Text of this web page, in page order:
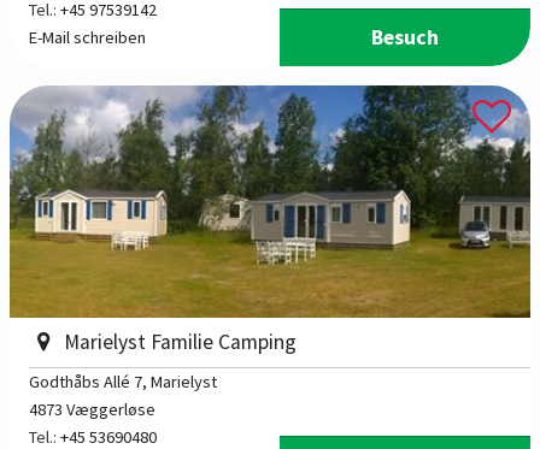
Tel.: +45 97539142
E-Mail schreiben
Besuch
Marielyst Familie Camping
Godthåbs Allé 7, Marielyst
4873 Væggerløse
Tel.: +45 53690480